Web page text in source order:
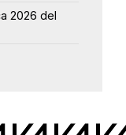
2026 del